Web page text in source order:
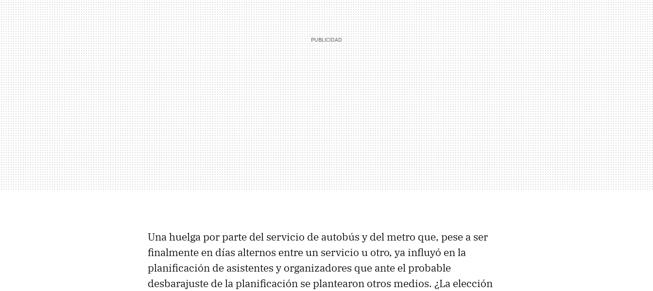
Una huelga por parte del servicio de autobús y del metro que, pese a ser
finalmente en días alternos entre un servicio u otro, ya influyó en la
planificación de asistentes y organizadores que ante el probable
desbarajuste de la planificación se plantearon otros medios. ¿La elección